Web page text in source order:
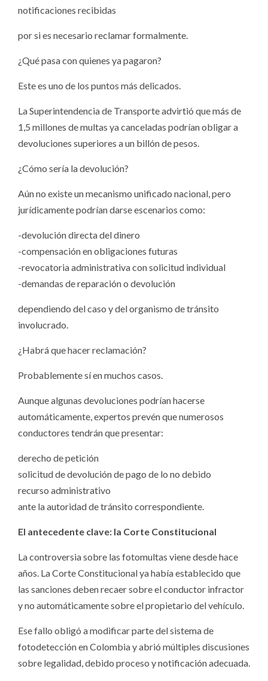
notificaciones recibidas
por si es necesario reclamar formalmente.
¿Qué pasa con quienes ya pagaron?
Este es uno de los puntos más delicados.
La Superintendencia de Transporte advirtió que más de
1,5 millones de multas ya canceladas podrían obligar a
devoluciones superiores a un billón de pesos.
¿Cómo sería la devolución?
Aún no existe un mecanismo unificado nacional, pero
jurídicamente podrían darse escenarios como:
-devolución directa del dinero
-compensación en obligaciones futuras
-revocatoria administrativa con solicitud individual
-demandas de reparación o devolución
dependiendo del caso y del organismo de tránsito
involucrado.
¿Habrá que hacer reclamación?
Probablemente sí en muchos casos.
Aunque algunas devoluciones podrían hacerse
automáticamente, expertos prevén que numerosos
conductores tendrán que presentar:
derecho de petición
solicitud de devolución de pago de lo no debido
recurso administrativo
ante la autoridad de tránsito correspondiente.
El antecedente clave: la Corte Constitucional
La controversia sobre las fotomultas viene desde hace
años. La Corte Constitucional ya había establecido que
las sanciones deben recaer sobre el conductor infractor
y no automáticamente sobre el propietario del vehículo.
Ese fallo obligó a modificar parte del sistema de
fotodetección en Colombia y abrió múltiples discusiones
sobre legalidad, debido proceso y notificación adecuada.